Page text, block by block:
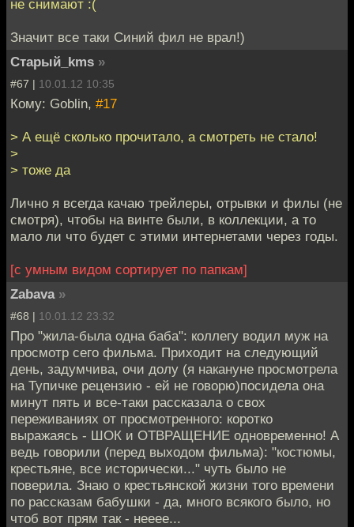
не снимают :(
Значит все таки Синий фил не врал!)
Старый_kms »
#67 | 10.01.12 10:35
Кому: Goblin, #17
> А ещё сколько прочитало, а смотреть не стало!
>
> тоже да
Лично я всегда качаю трейлеры, отрывки и филы (не
смотря), чтобы на винте были, в коллекции, а то
мало ли что будет с этими интернетами через годы.
[с умным видом сортирует по папкам]
Zabava »
#68 | 10.01.12 23:32
Про "жила-была одна баба": коллегу водил муж на
просмотр сего фильма. Приходит на следующий
день, задумчива, очи долу (я накануне просмотрела
на Тупичке рецензию - ей не говорю)посидела она
минут пять и все-таки рассказала о свох
переживаниях от просмотренного: коротко
выражаясь - ШОК и ОТВРАЩЕНИЕ одновременно! А
ведь говорили (перед выходом фильма): "костюмы,
крестьяне, все исторически..." чуть было не
поверила. Знаю о крестьянской жизни того времени
по рассказам бабушки - да, много всякого было, но
чтоб вот прям так - нееее...